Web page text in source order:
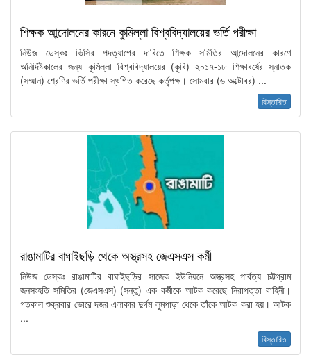
শিক্ষক আন্দোলনের কারনে কুমিল্লা বিশ্ববিদ্যালয়ের ভর্তি পরীক্ষা
নিউজ ডেস্কঃ ভিসির পদত্যাগের দাবিতে শিক্ষক সমিতির আন্দোলনের কারণে
অনির্দিষ্টকালের জন্য কুমিল্লা বিশ্ববিদ্যালয়ের (কুবি) ২০১৭-১৮ শিক্ষাবর্ষের স্নাতক
(সম্মান) শ্রেণির ভর্তি পরীক্ষা স্থগিত করেছে কর্তৃপক্ষ। সোমবার (৬ অক্টোবর) ...
বিস্তারিত
রাঙামাটির বাঘাইছড়ি থেকে অস্ত্রসহ জেএসএস কর্মী
নিউজ ডেস্কঃ রাঙামাটির বাঘাইছড়ির সাজেক ইউনিয়নে অস্ত্রসহ পার্বত্য চট্টগ্রাম
জনসংহতি সমিতির (জেএসএস) (সন্তু) এক কর্মীকে আটক করেছে নিরাপত্তা বাহিনী।
গতকাল শুক্রবার ভোরে দজর এলাকার দুর্গম লুমপাড়া থেকে তাঁকে আটক করা হয়। আটক
...
বিস্তারিত